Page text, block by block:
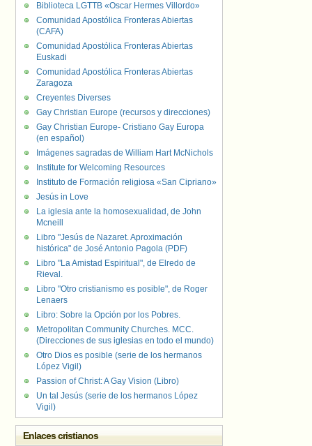
Biblioteca LGTTB «Oscar Hermes Villordo»
Comunidad Apostólica Fronteras Abiertas
(CAFA)
Comunidad Apostólica Fronteras Abiertas
Euskadi
Comunidad Apostólica Fronteras Abiertas
Zaragoza
Creyentes Diverses
Gay Christian Europe (recursos y direcciones)
Gay Christian Europe- Cristiano Gay Europa
(en español)
Imágenes sagradas de William Hart McNichols
Institute for Welcoming Resources
Instituto de Formación religiosa «San Cipriano»
Jesús in Love
La iglesia ante la homosexualidad, de John
Mcneill
Libro "Jesús de Nazaret. Aproximación
histórica" de José Antonio Pagola (PDF)
Libro "La Amistad Espiritual", de Elredo de
Rieval.
Libro "Otro cristianismo es posible", de Roger
Lenaers
Libro: Sobre la Opción por los Pobres.
Metropolitan Community Churches. MCC.
(Direcciones de sus iglesias en todo el mundo)
Otro Dios es posible (serie de los hermanos
López Vigil)
Passion of Christ: A Gay Vision (Libro)
Un tal Jesús (serie de los hermanos López
Vigil)
Enlaces cristianos